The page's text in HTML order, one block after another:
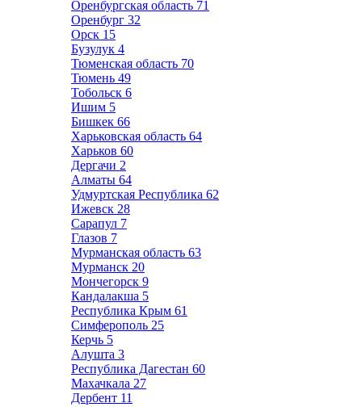
Оренбургская область 71
Оренбург 32
Орск 15
Бузулук 4
Тюменская область 70
Тюмень 49
Тобольск 6
Ишим 5
Бишкек 66
Харьковская область 64
Харьков 60
Дергачи 2
Алматы 64
Удмуртская Республика 62
Ижевск 28
Сарапул 7
Глазов 7
Мурманская область 63
Мурманск 20
Мончегорск 9
Кандалакша 5
Республика Крым 61
Симферополь 25
Керчь 5
Алушта 3
Республика Дагестан 60
Махачкала 27
Дербент 11